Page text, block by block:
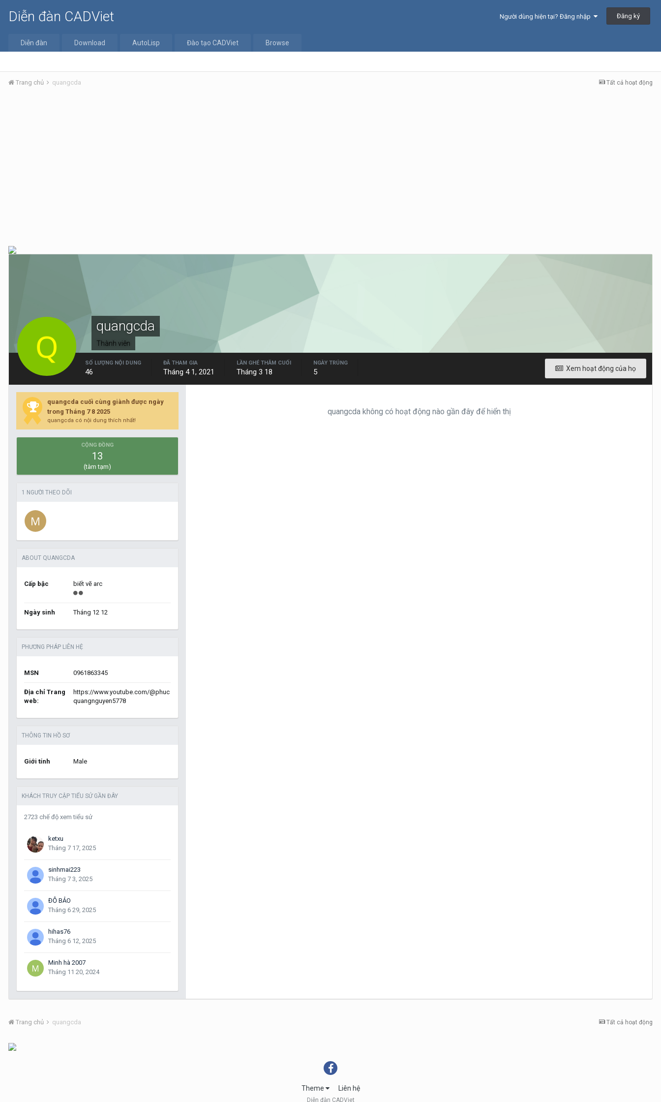
Diễn đàn CADViet Người dùng hiện tại? Đăng nhập Đăng ký
Diễn đàn Download AutoLisp Đào tạo CADViet Browse
Tất cả hoạt động
Trang chủ quangcda
quangcda
Thành viên
Xem hoạt động của họ
SỐ LƯỢNG NỘI DUNG
46
ĐÃ THAM GIA
Tháng 4 1, 2021
LẦN GHÉ THĂM CUỐI
Tháng 3 18
NGÀY TRÚNG
5
quangcda cuối cùng giành được ngày
trong Tháng 7 8 2025
quangcda có nội dung thích nhất!
CỘNG ĐỒNG
13
(tàm tạm)
1 NGƯỜI THEO DÕI
ABOUT QUANGCDA
Cấp bậc biết vẽ arc
Ngày sinh Tháng 12 12
PHƯƠNG PHÁP LIÊN HỆ
MSN 0961863345
Địa chỉ Trang
web:
https://www.youtube.com/@phuc
quangnguyen5778
THÔNG TIN HỒ SƠ
Giới tính Male
KHÁCH TRUY CẬP TIỂU SỬ GẦN ĐÂY
2723 chế độ xem tiểu sử
ketxu
Tháng 7 17, 2025
sinhmai223
Tháng 7 3, 2025
ĐỖ BẢO
Tháng 6 29, 2025
hihas76
Tháng 6 12, 2025
Minh hà 2007
Tháng 11 20, 2024
quangcda không có hoạt động nào gần đây để hiển thị
Tất cả hoạt động
Trang chủ quangcda
Theme Liên hệ
Diễn đàn CADViet